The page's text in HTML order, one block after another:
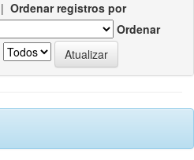
| Ordenar registros por
Ordenar